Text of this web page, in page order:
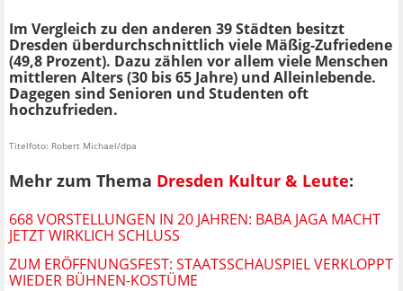
Im Vergleich zu den anderen 39 Städten besitzt
Dresden überdurchschnittlich viele Mäßig-Zufriedene
(49,8 Prozent). Dazu zählen vor allem viele Menschen
mittleren Alters (30 bis 65 Jahre) und Alleinlebende.
Dagegen sind Senioren und Studenten oft
hochzufrieden.
Titelfoto: Robert Michael/dpa
Mehr zum Thema Dresden Kultur & Leute:
668 VORSTELLUNGEN IN 20 JAHREN: BABA JAGA MACHT
JETZT WIRKLICH SCHLUSS
ZUM ERÖFFNUNGSFEST: STAATSSCHAUSPIEL VERKLOPPT
WIEDER BÜHNEN-KOSTÜME